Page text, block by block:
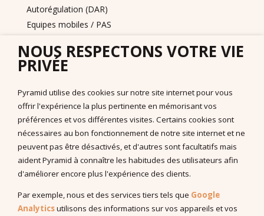
Autorégulation (DAR)
Equipes mobiles / PAS
Nous contacter
Pyramid PECS France
support@pecs-france.fr
Numéro de déclaration : 11940926794
SIRET : 444 268 320 000 41
La documentation
Documentation à télécharger
Vidéos
Programmes PDF
Recherches et publications scientifiques
NOUS RESPECTONS VOTRE VIE
PRIVÉE
Pyramid utilise des cookies sur notre site internet pour vous
offrir l'expérience la plus pertinente en mémorisant vos
préférences et vos différentes visites. Certains cookies sont
nécessaires au bon fonctionnement de notre site internet et ne
peuvent pas être désactivés, et d'autres sont facultatifs mais
aident Pyramid à connaître les habitudes des utilisateurs afin
d'améliorer encore plus l'expérience des clients.
Par exemple, nous et des services tiers tels que Google
Analyticsutilisons des informations sur vos appareils et vos